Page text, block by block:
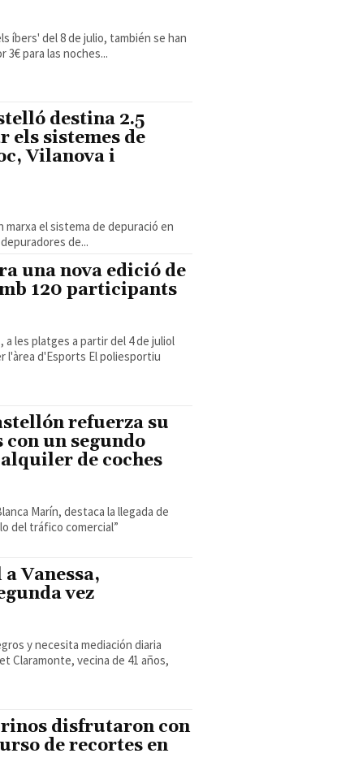
íbers' del 8 de julio, también se han
3€ para las noches...
destina 2.5
sistemes de
Vilanova i
marxa el sistema de depuració en
de...
una nova edició de
120 participants
les platges a partir del 4 de juliol
El poliesportiu
refuerza su
un segundo
de coches
Marín, destaca la llegada de
del tráfico comercial”
Vanessa,
vez
y necesita mediación diaria
Claramonte, vecina de 41 años,
disfrutaron con
de recortes en